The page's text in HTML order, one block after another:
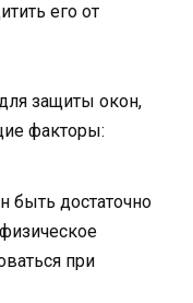
его от
защиты окон,
факторы:
быть достаточно
при